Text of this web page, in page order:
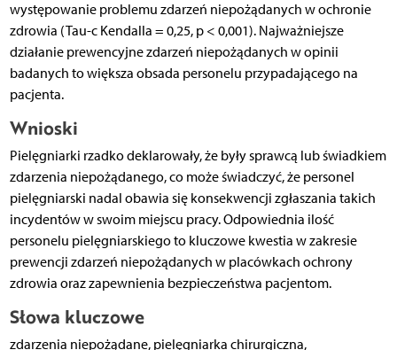
występowanie problemu zdarzeń niepożądanych w ochronie
zdrowia (Tau-c Kendalla = 0,25, p < 0,001). Najważniejsze
działanie prewencyjne zdarzeń niepożądanych w opinii
badanych to większa obsada personelu przypadającego na
pacjenta.
Wnioski
Pielęgniarki rzadko deklarowały, że były sprawcą lub świadkiem
zdarzenia niepożądanego, co może świadczyć, że personel
pielęgniarski nadal obawia się konsekwencji zgłaszania takich
incydentów w swoim miejscu pracy. Odpowiednia ilość
personelu pielęgniarskiego to kluczowe kwestia w zakresie
prewencji zdarzeń niepożądanych w placówkach ochrony
zdrowia oraz zapewnienia bezpieczeństwa pacjentom.
Słowa kluczowe
zdarzenia niepożądane, pielęgniarka chirurgiczna,